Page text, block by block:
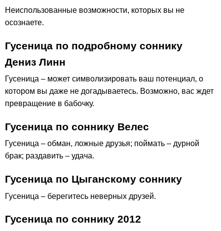
Неиспользованные возможности, которых вы не
осознаете.
Гусеница по подробному соннику
Дениз Линн
Гусеница – может символизировать ваш потенциал, о
котором вы даже не догадываетесь. Возможно, вас ждет
превращение в бабочку.
Гусеница по соннику Велес
Гусеница – обман, ложные друзья; поймать – дурной
брак; раздавить – удача.
Гусеница по Цыганскому соннику
Гусеница – берегитесь неверных друзей.
Гусеница по соннику 2012